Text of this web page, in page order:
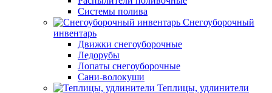
Системы полива
Снегоуборочный
инвентарь
Движки снегоуборочные
Ледорубы
Лопаты снегоуборочные
Сани-волокуши
Теплицы, удлинители